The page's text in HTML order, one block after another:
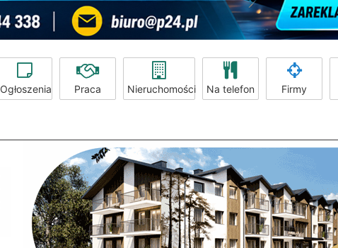
Ogłoszenia Praca Nieruchomości Na telefon Firmy